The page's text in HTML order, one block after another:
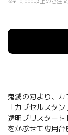
鬼滅の刃より、カ
「カブセルスタ
透明ブリスター
をかぶせて専用台